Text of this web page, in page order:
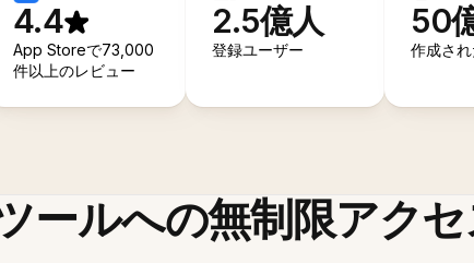
4.4
App Storeで73,000
件以上のレビュー
2.5億人
登録ユーザー
50
作成さ
ールへの無制限アクセ